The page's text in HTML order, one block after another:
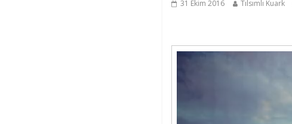
31 Ekim 2016 Tılsımlı Kuark